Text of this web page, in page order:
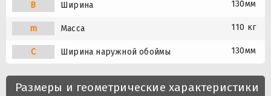
B Ширина 130мм
m Масса 110 кг
C Ширина наружной обоймы 130мм
Размеры и геометрические характеристики